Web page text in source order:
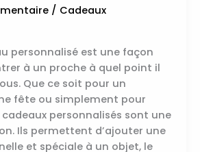
/ Cadeaux
personnalisé est une façon
à un proche à quel point il
Que ce soit pour un
fête ou simplement pour
personnalisés sont une
Ils permettent d’ajouter une
et spéciale à un objet, le